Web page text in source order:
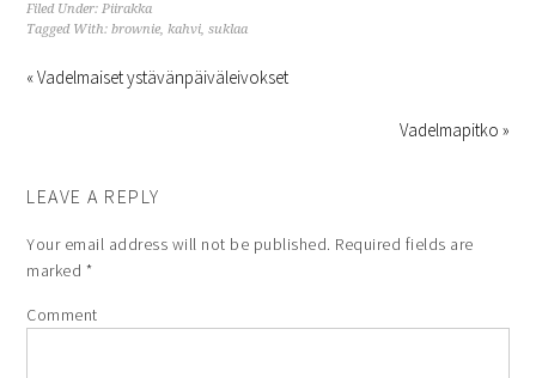
Filed Under:Piirakka
Tagged With:brownie,kahvi,suklaa
« Vadelmaiset ystävänpäiväleivokset
Vadelmapitko »
LEAVE A REPLY
Your email address will not be published. Required fields are
marked *
Comment